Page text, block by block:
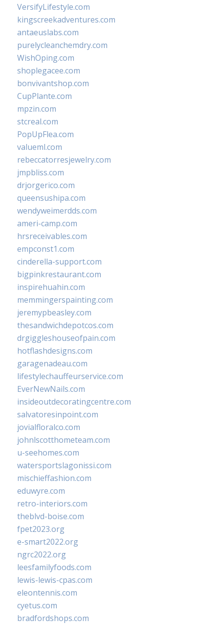
VersifyLifestyle.com
kingscreekadventures.com
antaeuslabs.com
purelycleanchemdry.com
WishOping.com
shoplegacee.com
bonvivantshop.com
CupPlante.com
mpzin.com
stcreal.com
PopUpFlea.com
valueml.com
rebeccatorresjewelry.com
jmpbliss.com
drjorgerico.com
queensushipa.com
wendyweimerdds.com
ameri-camp.com
hrsreceivables.com
empconst1.com
cinderella-support.com
bigpinkrestaurant.com
inspirehuahin.com
memmingerspainting.com
jeremypbeasley.com
thesandwichdepotcos.com
drgiggleshouseofpain.com
hotflashdesigns.com
garagenadeau.com
lifestylechauffeurservice.com
EverNewNails.com
insideoutdecoratingcentre.com
salvatoresinpoint.com
jovialfloralco.com
johnlscotthometeam.com
u-seehomes.com
watersportslagonissi.com
mischieffashion.com
eduwyre.com
retro-interiors.com
theblvd-boise.com
fpet2023.org
e-smart2022.org
ngrc2022.org
leesfamilyfoods.com
lewis-lewis-cpas.com
eleontennis.com
cyetus.com
bradfordshops.com